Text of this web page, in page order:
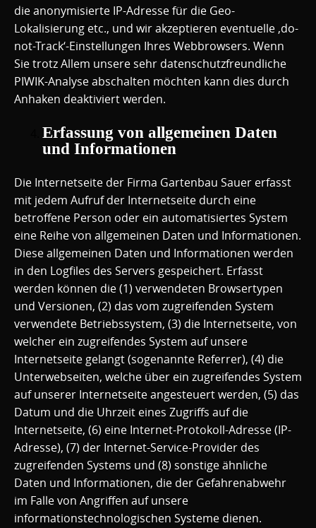
die anonymisierte IP-Adresse für die Geo-
Lokalisierung etc., und wir akzeptieren eventuelle ‚do-
not-Track‘-Einstellungen Ihres Webbrowsers. Wenn
Sie trotz Allem unsere sehr datenschutzfreundliche
PIWIK-Analyse abschalten möchten kann dies durch
Anhaken deaktiviert werden.
Erfassung von allgemeinen Daten
und Informationen
Die Internetseite der Firma Gartenbau Sauer erfasst
mit jedem Aufruf der Internetseite durch eine
betroffene Person oder ein automatisiertes System
eine Reihe von allgemeinen Daten und Informationen.
Diese allgemeinen Daten und Informationen werden
in den Logfiles des Servers gespeichert. Erfasst
werden können die (1) verwendeten Browsertypen
und Versionen, (2) das vom zugreifenden System
verwendete Betriebssystem, (3) die Internetseite, von
welcher ein zugreifendes System auf unsere
Internetseite gelangt (sogenannte Referrer), (4) die
Unterwebseiten, welche über ein zugreifendes System
auf unserer Internetseite angesteuert werden, (5) das
Datum und die Uhrzeit eines Zugriffs auf die
Internetseite, (6) eine Internet-Protokoll-Adresse (IP-
Adresse), (7) der Internet-Service-Provider des
zugreifenden Systems und (8) sonstige ähnliche
Daten und Informationen, die der Gefahrenabwehr
im Falle von Angriffen auf unsere
informationstechnologischen Systeme dienen.